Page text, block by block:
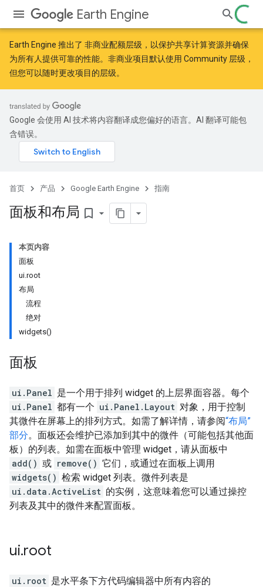
Earth Engine
Earth Engine 推出了 非商业配额层级 ，以保护共享计算资源并确保
为所有人提供可靠的性能。非商业项目默认使用 Community 层级，
但您可以随时更改项目的层级。
Google 会使用 AI 技术将内容翻译成您偏好的语言。AI 翻译可能包
含错误。
首页 产品 Google Earth Engine 指南
面板和布局 bookmark_border
本页内容
面板
ui.root
布局
流程
绝对
widgets()
面板
ui.Panel 是一个用于排列 widget 的上层界面容器。每个
ui.Panel 都有一个 ui.Panel.Layout 对象，用于控制
其微件在屏幕上的排列方式。如需了解详情，请参阅“布局”
部分。面板还会维护已添加到其中的微件（可能包括其他面
板）的列表。如需在面板中管理 widget，请从面板中
add() 或 remove() 它们，或通过在面板上调用
widgets() 检索 widget 列表。微件列表是
ui.data.ActiveList 的实例，这意味着您可以通过操控
列表及其中的微件来配置面板。
ui.root
ui.root 是水平条下方代码编辑器中所有内容的